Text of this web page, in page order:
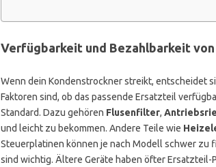
Verfügbarkeit und Bezahlbarkeit
Wenn dein Kondenstrockner streikt, entscheidet
Faktoren sind, ob das passende Ersatzteil
Standard. Dazu gehören Flusenfilter,
und leicht zu bekommen. Andere Teile wie
Steuerplatinen können je nach Modell schwer zu
sind wichtig. Ältere Geräte haben öfter Ersatzteil-